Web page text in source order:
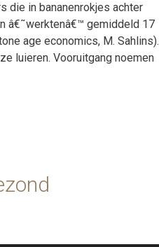
die in bananenrokjes achter
â€˜werktenâ€™ gemiddeld 17
age economics, M. Sahlins).
luieren. Vooruitgang noemen